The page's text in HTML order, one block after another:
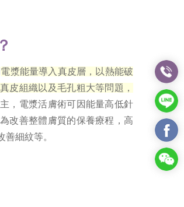
電漿能量導入真皮層，以熱能破
皮組織以及毛孔粗大等問題，
，電漿活膚術可因能量高低針
改善整體膚質的保養療程，高
細紋等。